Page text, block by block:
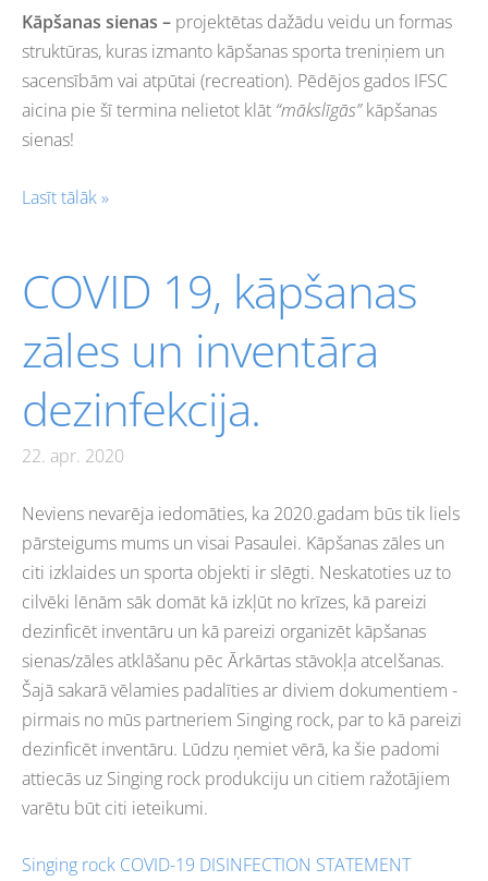
Kāpšanas sienas – projektētas dažādu veidu un formas
struktūras, kuras izmanto kāpšanas sporta treniņiem un
sacensībām vai atpūtai (recreation). Pēdējos gados IFSC
aicina pie šī termina nelietot klāt “mākslīgās”kāpšanas
sienas!
Lasīt tālāk »
COVID 19, kāpšanas
zāles un inventāra
dezinfekcija.
22. apr. 2020
Neviens nevarēja iedomāties, ka 2020.gadam būs tik liels
pārsteigums mums un visai Pasaulei. Kāpšanas zāles un
citi izklaides un sporta objekti ir slēgti. Neskatoties uz to
cilvēki lēnām sāk domāt kā izkļūt no krīzes, kā pareizi
dezinficēt inventāru un kā pareizi organizēt kāpšanas
sienas/zāles atklāšanu pēc Ārkārtas stāvokļa atcelšanas.
Šajā sakarā vēlamies padalīties ar diviem dokumentiem -
pirmais no mūs partneriem Singing rock, par to kā pareizi
dezinficēt inventāru. Lūdzu ņemiet vērā, ka šie padomi
attiecās uz Singing rock produkciju un citiem ražotājiem
varētu būt citi ieteikumi.
Singing rock COVID-19 DISINFECTION STATEMENT